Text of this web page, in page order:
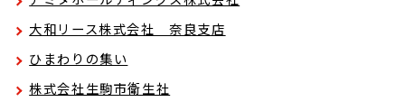
大和リース株式会社 奈良支店
ひまわりの集い
株式会社生駒市衛生社